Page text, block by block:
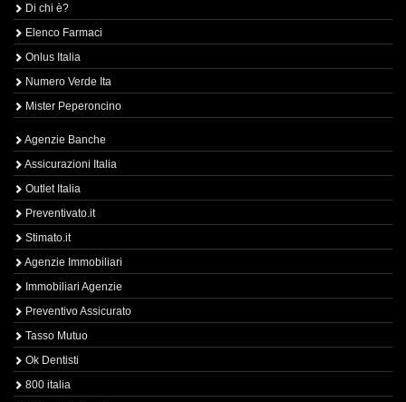
Di chi è?
Elenco Farmaci
Onlus Italia
Numero Verde Ita
Mister Peperoncino
Agenzie Banche
Assicurazioni Italia
Outlet Italia
Preventivato.it
Stimato.it
Agenzie Immobiliari
Immobiliari Agenzie
Preventivo Assicurato
Tasso Mutuo
Ok Dentisti
800 italia